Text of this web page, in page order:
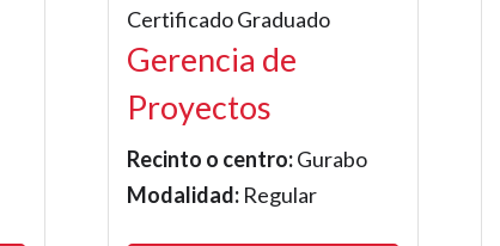
Certificado Graduado
Gerencia de
Proyectos
Recinto o centro:Gurabo
Modalidad: Regular